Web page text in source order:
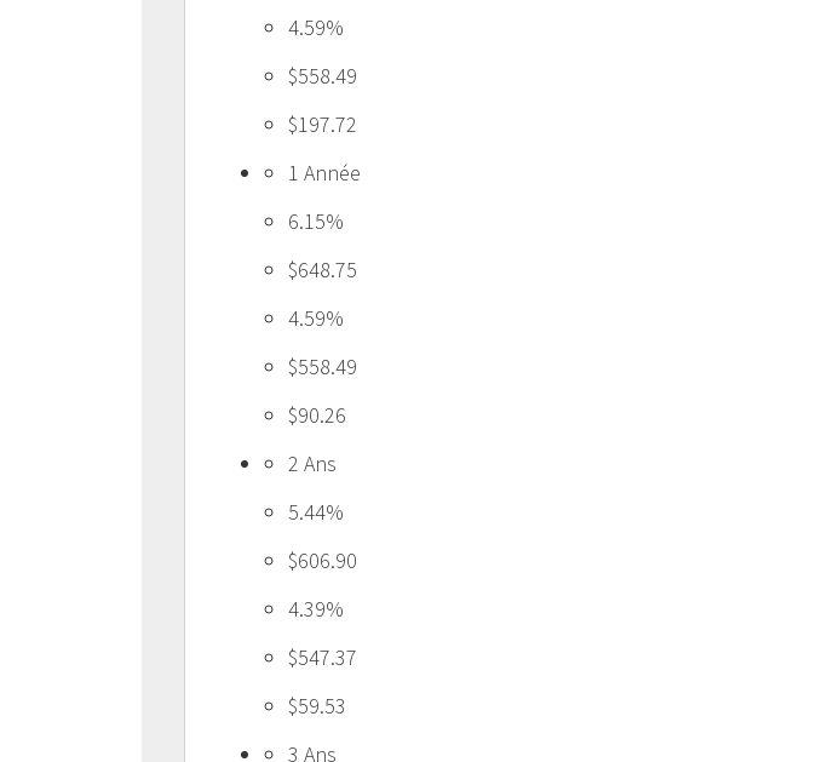
4.59%
$558.49
$197.72
1 Année
6.15%
$648.75
4.59%
$558.49
$90.26
2 Ans
5.44%
$606.90
4.39%
$547.37
$59.53
3 Ans